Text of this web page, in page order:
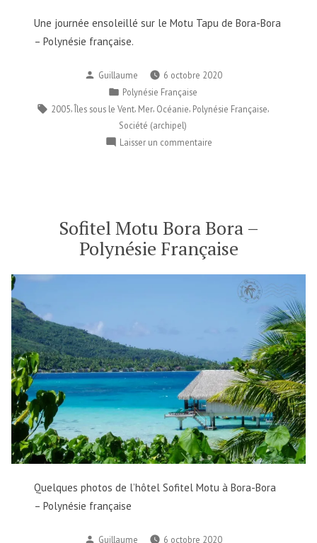
Une journée ensoleillé sur le Motu Tapu de Bora-Bora
– Polynésie française.
Publié
par
Guillaume
6 octobre 2020
Publié
dans
Polynésie Française
Étiquettes :
2005 ,Îles sous le Vent Mer Océanie Polynésie Française
Société (archipel)
Laisser un commentairesur
Bora
–
Polynésie
Sofitel Motu Bora Bora –
Polynésie Française
Quelques photos de l’hôtel Sofitel Motu à Bora-Bora
– Polynésie française
Publié
Guillaume
6 octobre 2020